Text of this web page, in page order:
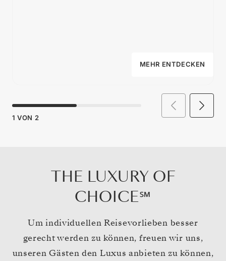
MEHR ENTDECKEN
1 VON 2
THE LUXURY OF
CHOICE℠
Um individuellen Reisevorlieben besser
gerecht werden zu können, freuen wir uns,
unseren Gästen den Luxus anbieten zu können,